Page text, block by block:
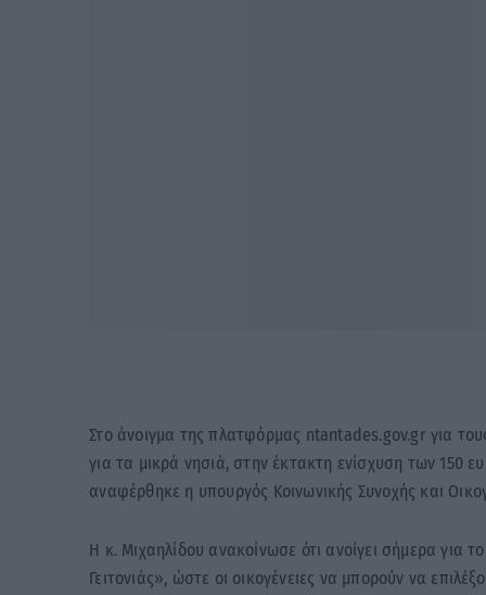
Στο άνοιγμα της πλατφόρμας ntantades.gov.gr για
για τα μικρά νησιά, στην έκτακτη ενίσχυση των 150
αναφέρθηκε η υπουργός Κοινωνικής Συνοχής και
Η κ. Μιχαηλίδου ανακοίνωσε ότι ανοίγει σήμερα για
Γειτονιάς», ώστε οι οικογένειες να μπορούν να